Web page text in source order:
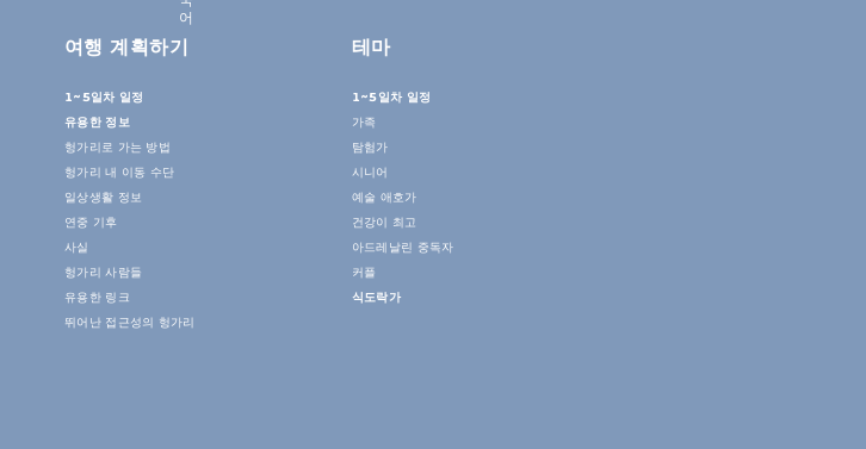
여행 계획하기
1~5일차 일정
유용한 정보
헝가리로 가는 방법
헝가리 내 이동 수단
일상생활 정보
연중 기후
사실
헝가리 사람들
유용한 링크
뛰어난 접근성의 헝가리
테마
1~5일차 일정
가족
탐험가
시니어
예술 애호가
건강이 최고
아드레날린 중독자
커플
식도락가